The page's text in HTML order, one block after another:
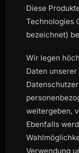
Diese
Technologies
bezeichnet)
Wir legen
Daten
weitergeben,
Ebenfalls
Verwendung